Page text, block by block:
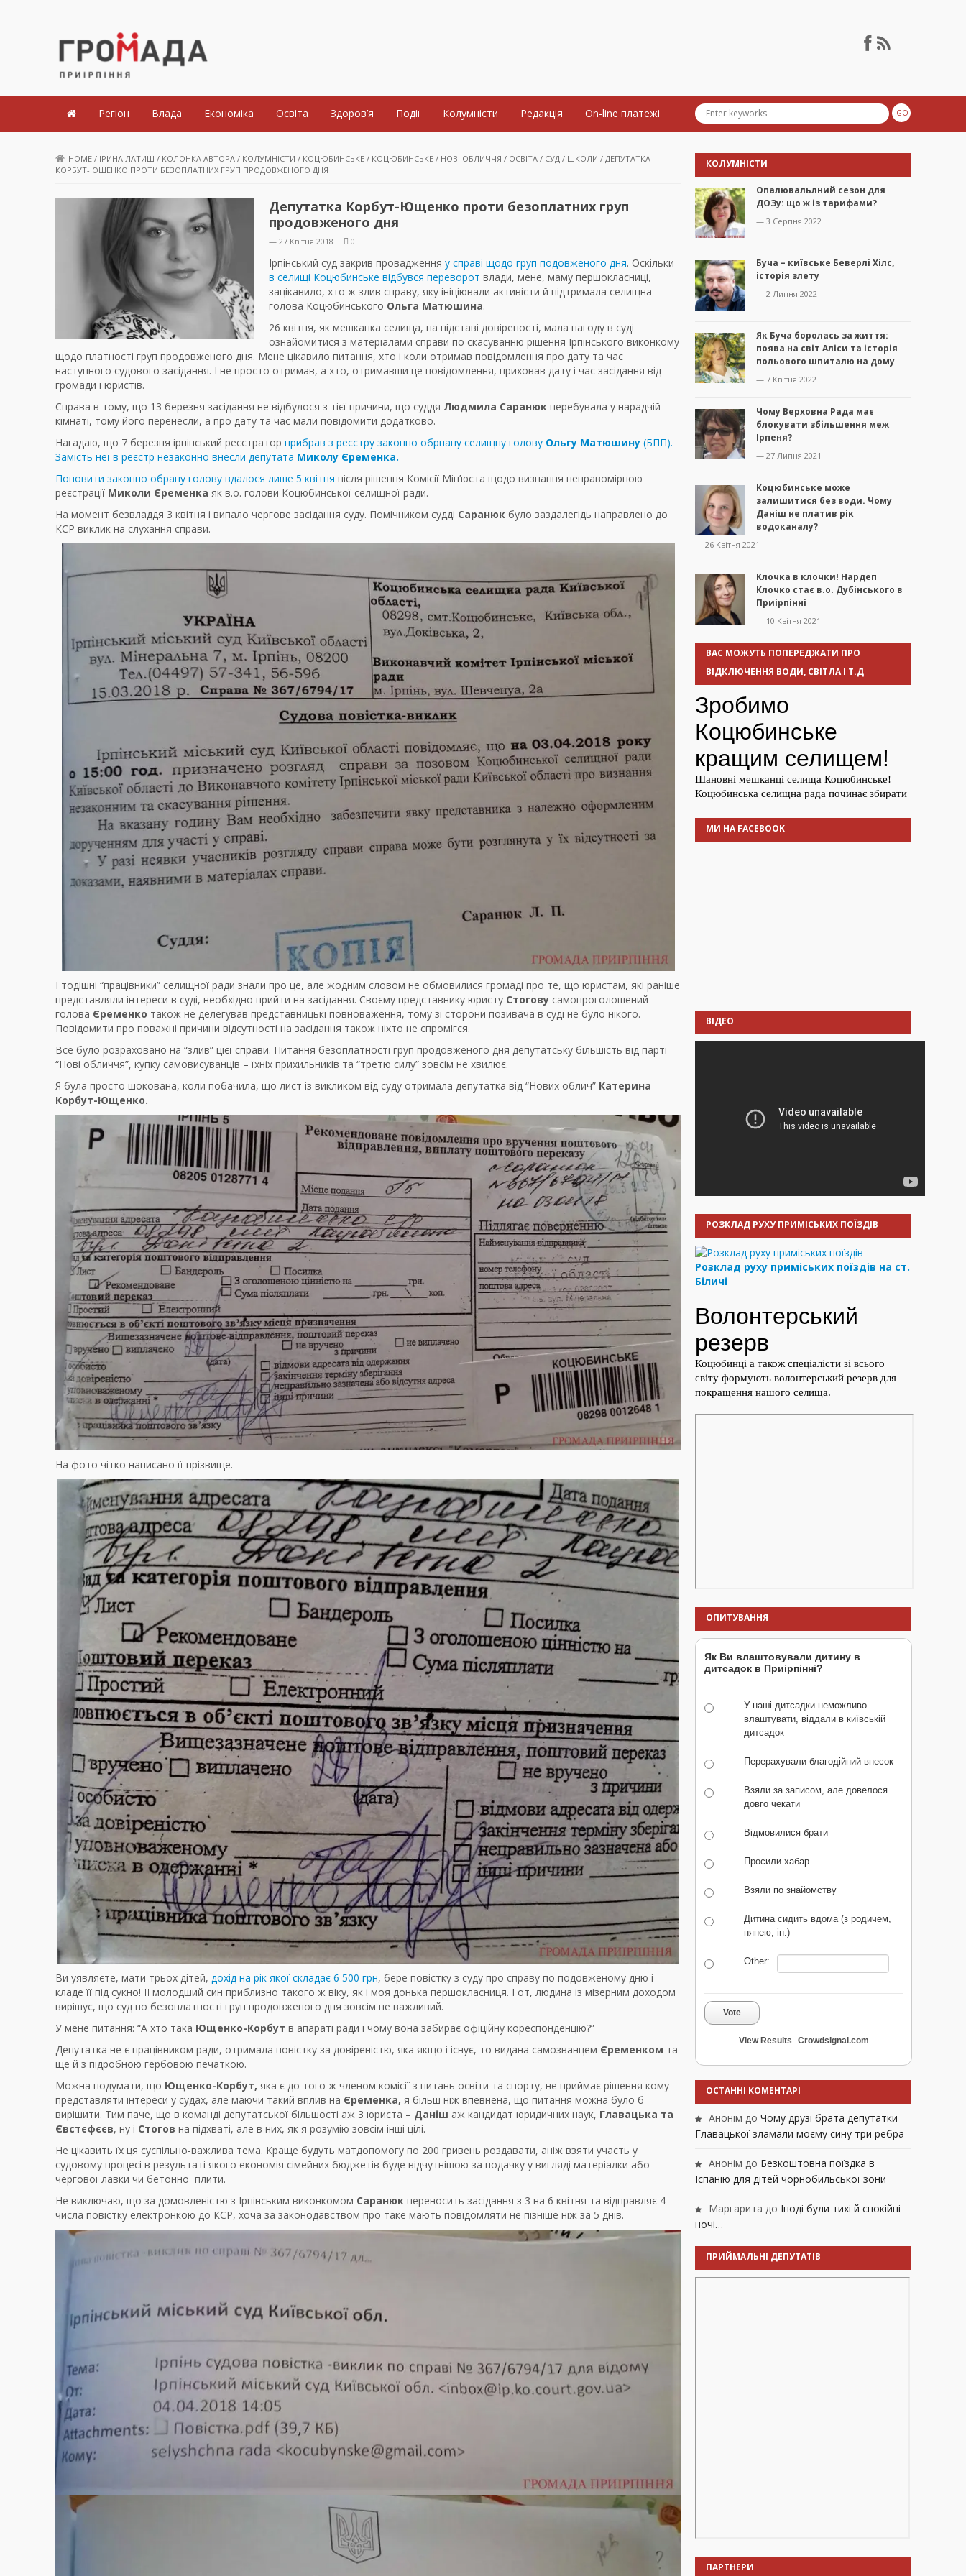
Громада Приірпіння
Регіон Влада Економіка Освіта Здоров’я Події Колумністи Редакція On-line платежі
HOME / ІРИНА ЛАТИШ / КОЛОНКА АВТОРА / КОЛУМНІСТИ / КОЦЮБИНСЬКЕ / КОЦЮБИНСЬКЕ / НОВІ ОБЛИЧЧЯ / ОСВІТА / СУД / ШКОЛИ / ДЕПУТАТКА
КОРБУТ-ЮЩЕНКО ПРОТИ БЕЗОПЛАТНИХ ГРУП ПРОДОВЖЕНОГО ДНЯ
Депутатка Корбут-Ющенко проти безоплатних груп
продовженого дня
— 27 Квітня 2018 0
Ірпінський суд закрив провадження у справі щодо груп подовженого дня. Оскільки
в селищі Коцюбинське відбувся переворот влади, мене, маму першокласниці,
зацікавило, хто ж злив справу, яку ініціювали активісти й підтримала селищна
голова Коцюбинського Ольга Матюшина.
26 квітня, як мешканка селища, на підставі довіреності, мала нагоду в суді
ознайомитися з матеріалами справи по скасуванню рішення Ірпінського виконкому
щодо платності груп продовженого дня. Мене цікавило питання, хто і коли отримав повідомлення про дату та час
наступного судового засідання. І не просто отримав, а хто, отримавши це повідомлення, приховав дату і час засідання від
громади і юристів.
Справа в тому, що 13 березня засідання не відбулося з тієї причини, що суддя Людмила Саранюк перебувала у нарадчій
кімнаті, тому його перенесли, а про дату та час мали повідомити додатково.
Нагадаю, що 7 березня ірпінський реєстратор прибрав з реєстру законно обрнану селищну голову Ольгу Матюшину (БПП).
Замість неї в реєстр незаконно внесли депутата Миколу Єременка.
Поновити законно обрану голову вдалося лише 5 квітня після рішення Комісії Мін’юста щодо визнання неправомірною
реєстрації Миколи Єременка як в.о. голови Коцюбинської селищної ради.
На момент безвладдя 3 квітня і випало чергове засідання суду. Помічником судді Саранюк було заздалегідь направлено до
КСР виклик на слухання справи.
І тодішні “працівники” селищної ради знали про це, але жодним словом не обмовилися громаді про те, що юристам, які раніше
представляли інтереси в суді, необхідно прийти на засідання. Своєму представнику юристу Стогову самопроголошений
голова Єременко також не делегував представницькі повноваження, тому зі сторони позивача в суді не було нікого.
Повідомити про поважні причини відсутності на засідання також ніхто не спромігся.
Все було розраховано на “злив” цієї справи. Питання безоплатності груп продовженого дня депутатську більшість від партії
“Нові обличчя”, купку самовисуванців – їхніх прихильників та “третю силу” зовсім не хвилює.
Я була просто шокована, коли побачила, що лист із викликом від суду отримала депутатка від “Нових облич” Катерина
Корбут-Ющенко.
На фото чітко написано її прізвище.
Ви уявляєте, мати трьох дітей, дохід на рік якої складає 6 500 грн, бере повістку з суду про справу по подовженому дню і
кладе її під сукно! ЇЇ молодший син приблизно такого ж віку, як і моя донька першокласниця. І от, людина із мізерним доходом
вирішує, що суд по безоплатності груп продовженого дня зовсім не важливий.
У мене питання: “А хто така Ющенко-Корбут в апараті ради і чому вона забирає офіційну кореспонденцію?”
Депутатка не є працівником ради, отримала повістку за довіреністю, яка якщо і існує, то видана самозванцем Єременком та
ще й з підробною гербовою печаткою.
Можна подумати, що Ющенко-Корбут, яка є до того ж членом комісії з питань освіти та спорту, не приймає рішення кому
представляти інтереси у судах, але маючи такий вплив на Єременка, я більш ніж впевнена, що питання можна було б
вирішити. Тим паче, що в команді депутатської більшості аж 3 юриста – Даніш аж кандидат юридичних наук, Главацька та
Євстєфєєв, ну і Стогов на підхваті, але в них, як я розумію зовсім інші цілі.
Не цікавить їх ця суспільно-важлива тема. Краще будуть матдопомогу по 200 гривень роздавати, аніж взяти участь у
судовому процесі в результаті якого економія сімейних бюджетів буде відчутнішою за подачку у вигляді матеріалки або
чергової лавки чи бетонної плити.
Не виключаю, що за домовленістю з Ірпінським виконкомом Саранюк переносить засідання з 3 на 6 квітня та відправляє 4
числа повістку електронкою до КСР, хоча за законодавством про таке мають повідомляти не пізніше ніж за 5 днів.
КОЛУМНІСТИ
Опалювальлний сезон для
ДОЗу: що ж із тарифами?
— 3 Серпня 2022
Буча – київське Беверлі Хілс,
історія злету
— 2 Липня 2022
Як Буча боролась за життя:
поява на світ Аліси та історія
польового шпиталю на дому
— 7 Квітня 2022
Чому Верховна Рада має
блокувати збільшення меж
Ірпеня?
— 27 Липня 2021
Коцюбинське може
залишитися без води. Чому
Даніш не платив рік
водоканалу?
— 26 Квітня 2021
Клочка в клочки! Нардеп
Клочко стає в.о. Дубінського в
Приірпінні
— 10 Квітня 2021
ВАС МОЖУТЬ ПОПЕРЕДЖАТИ ПРО
ВІДКЛЮЧЕННЯ ВОДИ, СВІТЛА І Т.Д
МИ НА FACEBOOK
ВІДЕО
РОЗКЛАД РУХУ ПРИМІСЬКИХ ПОЇЗДІВ
Розклад руху приміських поїздів на ст.
Біличі
ОПИТУВАННЯ
Як Ви влаштовували дитину в
дитсадок в Приірпінні?
У наші дитсадки неможливо
влаштувати, віддали в київській
дитсадок
Перерахували благодійний внесок
Взяли за записом, але довелося
довго чекати
Відмовилися брати
Просили хабар
Взяли по знайомству
Дитина сидить вдома (з родичем,
нянею, ін.)
Other:
Vote
View Results Crowdsignal.com
ОСТАННІ КОМЕНТАРІ
Анонім до Чому друзі брата депутатки
Главацької зламали моєму сину три ребра
Анонім до Безкоштовна поїздка в
Іспанію для дітей чорнобильської зони
Маргарита до Іноді були тихі й спокійні
ночі…
ПРИЙМАЛЬНІ ДЕПУТАТІВ
ПАРТНЕРИ